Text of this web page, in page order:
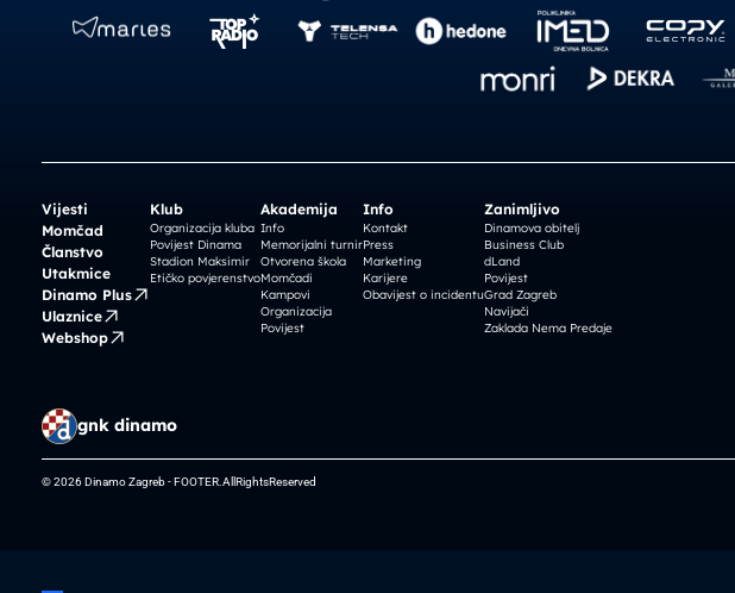
Vijesti
Momčad
Članstvo
Utakmice
Dinamo Plus
Ulaznice
Webshop
Klub
Organizacija kluba
Povijest Dinama
Stadion Maksimir
Etičko povjerenstvo
Akademija
Info
Memorijalni turnir
Otvorena škola
Momčadi
Kampovi
Organizacija
Povijest
Info
Kontakt
Press
Marketing
Karijere
Obavijest o incidentu
Zanimljivo
Dinamova obitelj
Business Club
dLand
Povijest
Grad Zagreb
Navijači
Zaklada Nema Predaje
gnk dinamo
© 2026 Dinamo Zagreb - FOOTER.AllRightsReserved